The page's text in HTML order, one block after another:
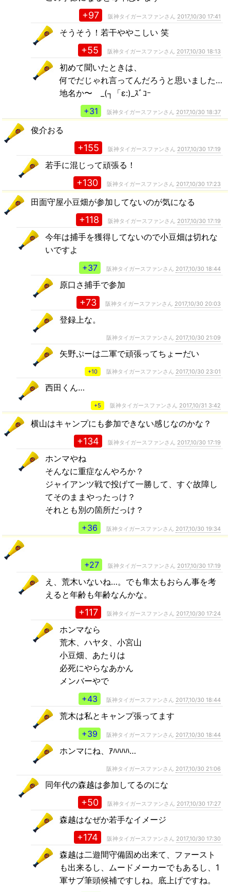
+97 阪神タイガースファンさん 2017,10/30 17:41
そうそう！若干ややこしい 笑
+55 阪神タイガースファンさん 2017,10/30 18:13
初めて聞いたときは、
何でだじゃれ言ってんだろうと思いました…
地名か〜 _(┐「ε:)_ｽﾞｺｰ
+31
阪神タイガースファンさん 2017,10/30 18:37
俊介おる
+155 阪神タイガースファンさん 2017,10/30 17:19
若手に混じって頑張る！
+130 阪神タイガースファンさん 2017,10/30 17:23
田面守屋小豆畑が参加してないのが気になる
+118 阪神タイガースファンさん 2017,10/30 17:19
今年は捕手を獲得してないので小豆畑は切れな
いですよ
+37
阪神タイガースファンさん 2017,10/30 18:44
原口さ捕手で参加
+73 阪神タイガースファンさん 2017,10/30 20:03
登録上な。
阪神タイガースファンさん 2017,10/30 21:09
矢野ぷーは二軍で頑張ってちょーだい
+10 阪神タイガースファンさん 2017,10/30 23:01
西田くん…
+5 阪神タイガースファンさん 2017,10/31 3:42
横山はキャンプにも参加できない感じなのかな？
+134 阪神タイガースファンさん 2017,10/30 17:19
ホンマやね
そんなに重症なんやろか？
ジャイアンツ戦で投げて一勝して、すぐ故障し
てそのままやったっけ？
それとも別の箇所だっけ？
+36
阪神タイガースファンさん 2017,10/30 19:34
+27 阪神タイガースファンさん 2017,10/30 17:19
え、荒木いないね…。でも隼太もおらん事を考
えると年齢も年齢なんかな。
+117 阪神タイガースファンさん 2017,10/30 17:24
ホンマなら
荒木、ハヤタ、小宮山
小豆畑、あたりは
必死にやらなあかん
メンバーやで
+43
阪神タイガースファンさん 2017,10/30 18:44
荒木は私とキャンプ張ってます
+39
阪神タイガースファンさん 2017,10/30 18:44
ホンマにね、ｱﾊﾊﾊﾊ…
阪神タイガースファンさん 2017,10/30 21:06
同年代の森越は参加してるのにな
+50 阪神タイガースファンさん 2017,10/30 17:27
森越はなぜか若手なイメージ
+174 阪神タイガースファンさん 2017,10/30 17:30
森越は二遊間守備固め出来て、ファースト
も出来るし、ムードメーカーでもあるし、1
軍サブ筆頭候補ですしね。底上げですね。